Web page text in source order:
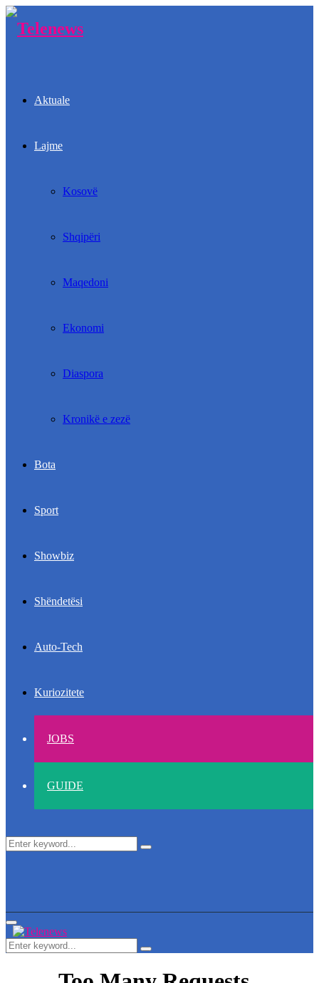
Aktuale
Lajme
Kosovë
Shqipëri
Maqedoni
Ekonomi
Diaspora
Kronikë e zezë
Bota
Sport
Showbiz
Shëndetësi
Auto-Tech
Kuriozitete
JOBS
GUIDE
Search
Search
Primary
Menu
Search
for:
Search